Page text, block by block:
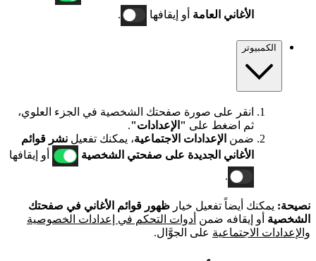
الأغاني العامة أو إيقافها
الكمبيوتر
انقر على صورة صفحتك الشخصية في الجزء العلوي،
ثم اضغط على "الإعدادات".
ضمن الإعدادات الاجتماعية، يمكنك تفعيل نشر قوائم
الأغاني الجديدة على صفحتي الشخصية
أو إيقافها
.
نصيحة: يمكنك أيضاً تفعيل خيار ظهور قوائم الأغاني في صفحتك
الشخصية أو إيقافه ضمن أدوات التحكم في إعدادات الخصوصية
والإعدادات الاجتماعية على الجوَّال.